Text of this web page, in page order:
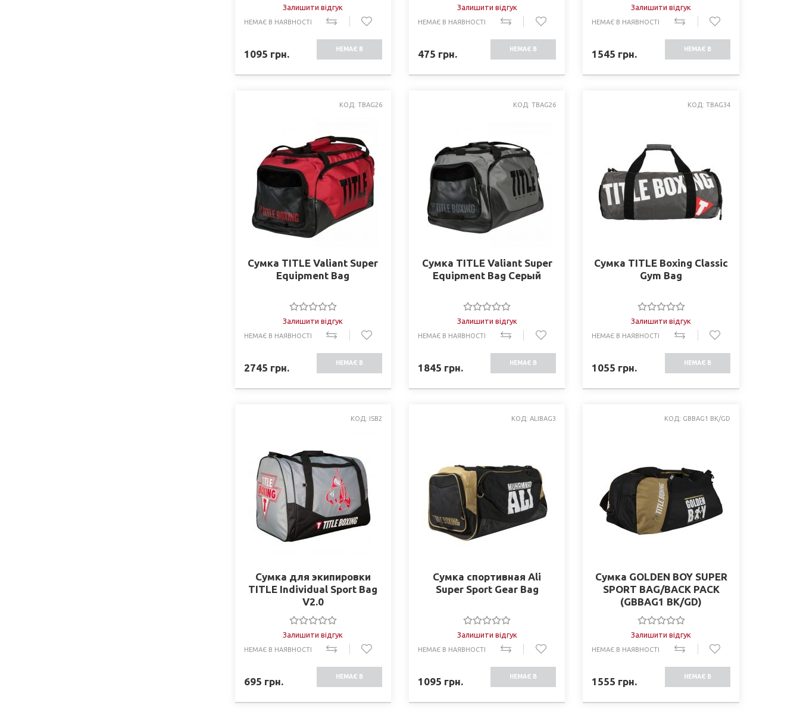
Залишити відгук
НЕМАЄ В НАЯВНОСТІ
1095 грн. НЕМАЄ В
Залишити відгук
НЕМАЄ В НАЯВНОСТІ
475 грн. НЕМАЄ В
Залишити відгук
НЕМАЄ В НАЯВНОСТІ
1545 грн. НЕМАЄ В
КОД: TBAG26
Сумка TITLE Valiant Super
Equipment Bag
Залишити відгук
НЕМАЄ В НАЯВНОСТІ
2745 грн. НЕМАЄ В
КОД: TBAG26
Сумка TITLE Valiant Super
Equipment Bag Серый
Залишити відгук
НЕМАЄ В НАЯВНОСТІ
1845 грн. НЕМАЄ В
КОД: TBAG34
Сумка TITLE Boxing Classic
Gym Bag
Залишити відгук
НЕМАЄ В НАЯВНОСТІ
1055 грн. НЕМАЄ В
КОД: ISB2
Сумка для экипировки
TITLE Individual Sport Bag
V2.0
Залишити відгук
НЕМАЄ В НАЯВНОСТІ
695 грн. НЕМАЄ В
КОД: ALIBAG3
Сумка спортивная Ali
Super Sport Gear Bag
Залишити відгук
НЕМАЄ В НАЯВНОСТІ
1095 грн. НЕМАЄ В
КОД: GBBAG1 BK/GD
Сумка GOLDEN BOY SUPER
SPORT BAG/BACK PACK
(GBBAG1 BK/GD)
Залишити відгук
НЕМАЄ В НАЯВНОСТІ
1555 грн. НЕМАЄ В